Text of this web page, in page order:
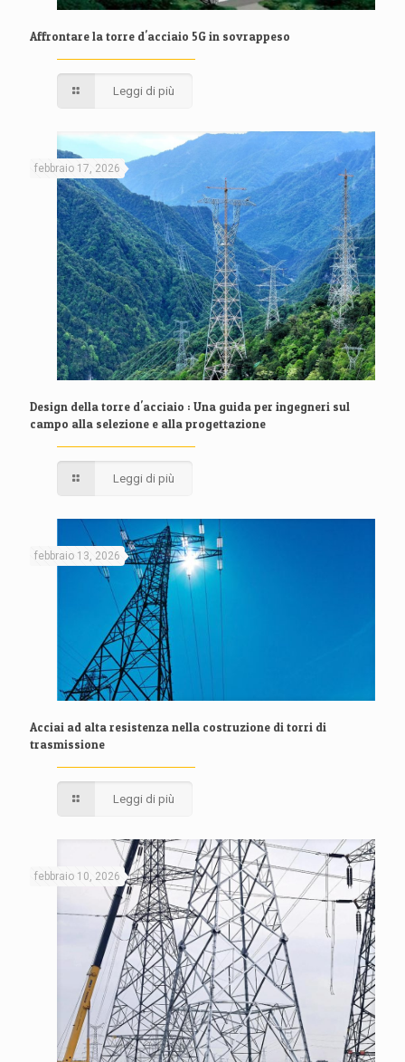
Affrontare la torre d'acciaio 5G in sovrappeso
Leggi di più
febbraio 17, 2026
Design della torre d'acciaio : Una guida per ingegneri sul
campo alla selezione e alla progettazione
Leggi di più
febbraio 13, 2026
Acciai ad alta resistenza nella costruzione di torri di
trasmissione
Leggi di più
febbraio 10, 2026